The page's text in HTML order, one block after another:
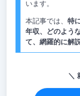
います。
本記事では、 特
年収、どのよう
て、網羅的に解